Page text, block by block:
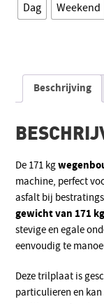
Dag
Weekend
Beschrijving
De 171 kg
machine, perfect
asfalt bij
gewicht van 171 kg
stevige en egale
eenvoudig te
Deze trilplaat is
particulieren en